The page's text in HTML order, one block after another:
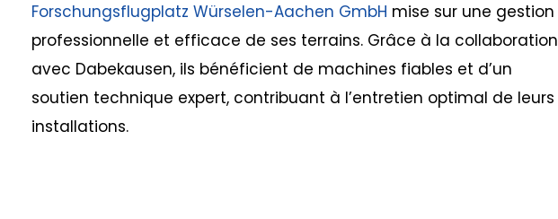
Forschungsflugplatz Würselen-Aachen GmbH mise sur une gestion
professionnelle et efficace de ses terrains. Grâce à la collaboration
avec Dabekausen, ils bénéficient de machines fiables et d’un
soutien technique expert, contribuant à l’entretien optimal de leurs
installations.